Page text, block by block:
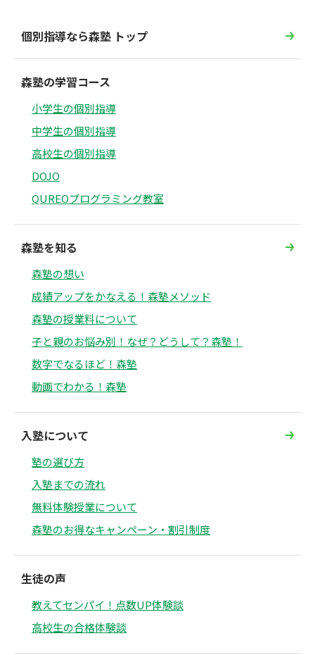
個別指導なら森塾 トップ
森塾の学習コース
小学生の個別指導
中学生の個別指導
高校生の個別指導
DOJO
QUREOプログラミング教室
森塾を知る
森塾の想い
成績アップをかなえる！森塾メソッド
森塾の授業料について
子と親のお悩み別！なぜ？どうして？森塾！
数字でなるほど！森塾
動画でわかる！森塾
入塾について
塾の選び方
入塾までの流れ
無料体験授業について
森塾のお得なキャンペーン・割引制度
生徒の声
教えてセンパイ！点数UP体験談
高校生の合格体験談